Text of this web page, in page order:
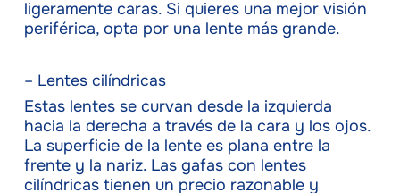
ligeramente caras. Si quieres una mejor visión
periférica, opta por una lente más grande.
– Lentes cilíndricas
Estas lentes se curvan desde la izquierda
hacia la derecha a través de la cara y los ojos.
La superficie de la lente es plana entre la
frente y la nariz. Las gafas con lentes
cilíndricas tienen un precio razonable y